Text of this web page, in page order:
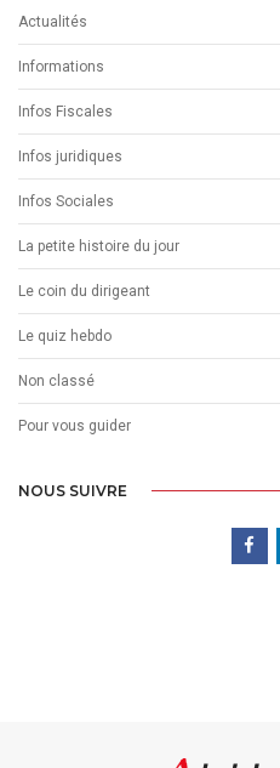
Actualités
Informations
Infos Fiscales
Infos juridiques
Infos Sociales
La petite histoire du jour
Le coin du dirigeant
Le quiz hebdo
Non classé
Pour vous guider
NOUS SUIVRE